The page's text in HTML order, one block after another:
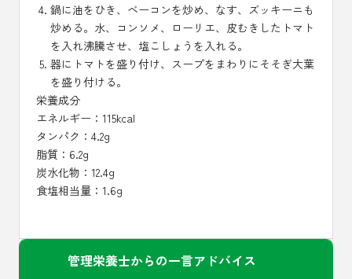
鍋に油をひき、ベーコンを炒め、なす、ズッキーニも
炒める。水、コンソメ、ローリエ、皮むきしたトマト
を入れ沸騰させ、塩こしょうを入れる。
器にトマトを盛り付け、スープをまわりにそそぎ大葉
を盛り付ける。
栄養成分
エネルギー：115kcal
タンパク：4.2g
脂質：6.2g
炭水化物：12.4g
食塩相当量：1.6g
管理栄養士からの一言アドバイス